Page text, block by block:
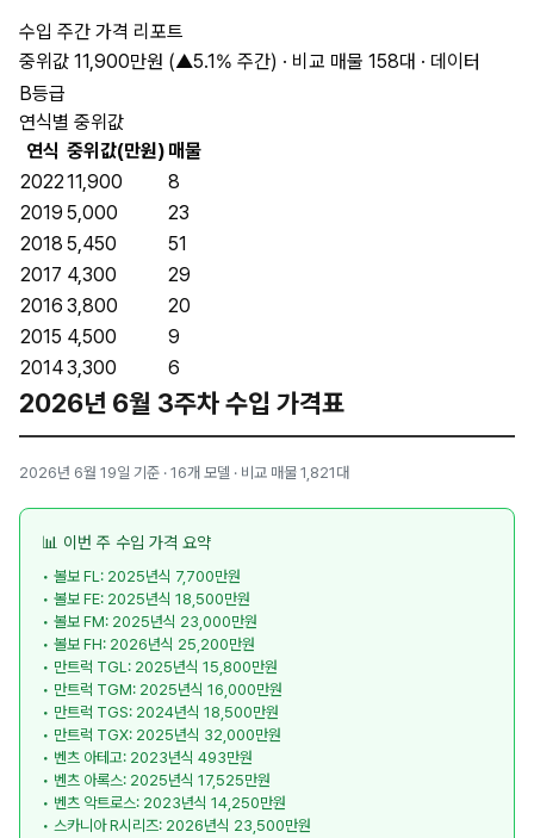
수입 주간 가격 리포트
중위값 11,900만원 (▲5.1% 주간) · 비교 매물 158대 · 데이터
B등급
연식별 중위값
연식 중위값(만원) 매물
202211,900
8
2019 5,000
23
2018 5,450
51
2017 4,300
29
2016 3,800
20
2015 4,500
9
20143,300 6
2026년 6월 3주차 수입 가격표
2026년 6월 19일 기준 · 16개 모델 · 비교 매물 1,821대
📊 이번 주 수입 가격 요약
• 볼보 FL: 2025년식 7,700만원
• 볼보 FE: 2025년식 18,500만원
• 볼보 FM: 2025년식 23,000만원
• 볼보 FH: 2026년식 25,200만원
• 만트럭 TGL: 2025년식 15,800만원
• 만트럭 TGM: 2025년식 16,000만원
• 만트럭 TGS: 2024년식 18,500만원
• 만트럭 TGX: 2025년식 32,000만원
• 벤츠 아테고: 2023년식 493만원
• 벤츠 아록스: 2025년식 17,525만원
• 벤츠 악트로스: 2023년식 14,250만원
• 스카니아 R시리즈: 2026년식 23,500만원